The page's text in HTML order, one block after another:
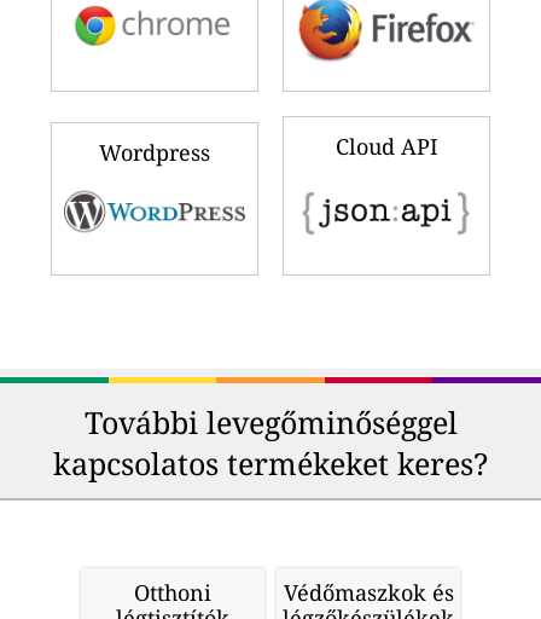
Wordpress Cloud API
További levegőminőséggel
kapcsolatos termékeket keres?
Otthoni
Védőmaszkok és